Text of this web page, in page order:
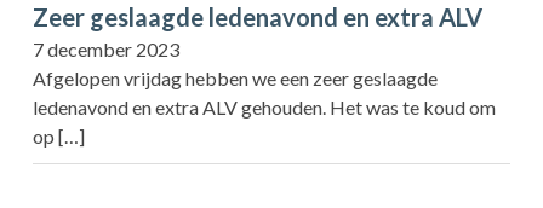
Zeer geslaagde ledenavond en extra ALV
7 december 2023
Afgelopen vrijdag hebben we een zeer geslaagde
ledenavond en extra ALV gehouden. Het was te koud om
op […]